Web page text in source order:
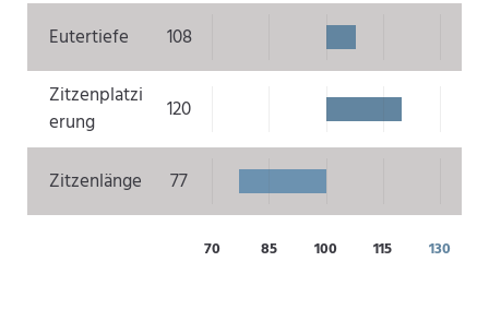
Eutertiefe
108
Zitzenplatzi
erung
120
Zitzenlänge 77
70 85 100 115 130